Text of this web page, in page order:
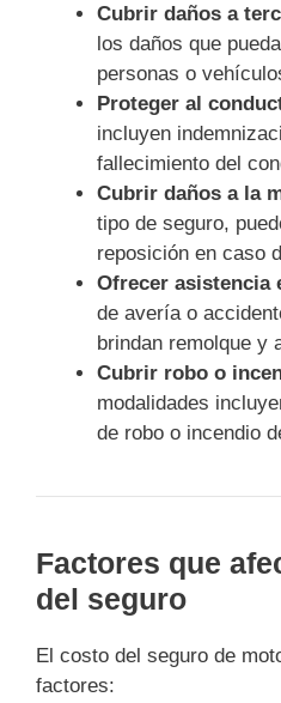
Cubrir daños a
los daños que
personas o
Proteger al
incluyen
fallecimiento del
Cubrir daños a la
tipo de seguro,
reposición en caso
Ofrecer asistencia
de avería o
brindan remolque y
Cubrir robo o
modalidades
de robo o incendio
Factores que
del seguro
El costo del seguro de
factores: